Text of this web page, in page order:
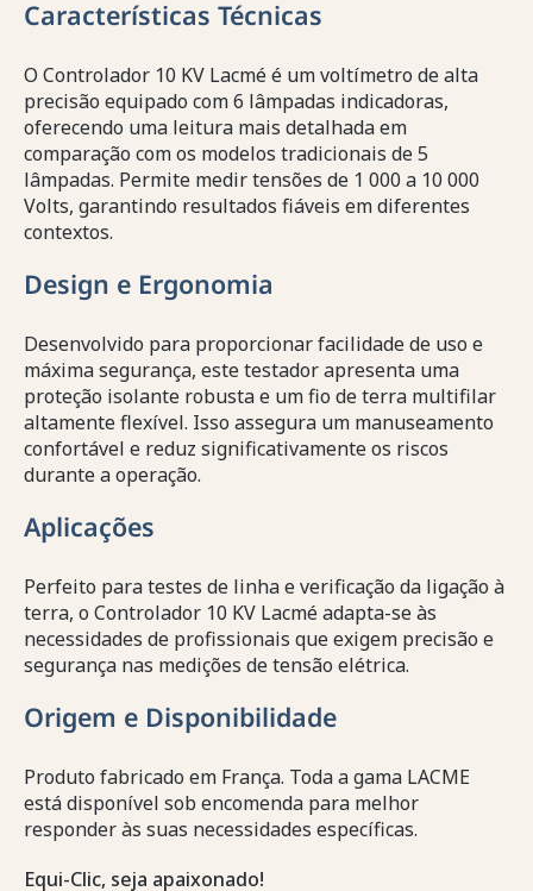
Características Técnicas
O Controlador 10 KV Lacmé é um voltímetro de alta
precisão equipado com 6 lâmpadas indicadoras,
oferecendo uma leitura mais detalhada em
comparação com os modelos tradicionais de 5
lâmpadas. Permite medir tensões de 1 000 a 10 000
Volts, garantindo resultados fiáveis em diferentes
contextos.
Design e Ergonomia
Desenvolvido para proporcionar facilidade de uso e
máxima segurança, este testador apresenta uma
proteção isolante robusta e um fio de terra multifilar
altamente flexível. Isso assegura um manuseamento
confortável e reduz significativamente os riscos
durante a operação.
Aplicações
Perfeito para testes de linha e verificação da ligação à
terra, o Controlador 10 KV Lacmé adapta-se às
necessidades de profissionais que exigem precisão e
segurança nas medições de tensão elétrica.
Origem e Disponibilidade
Produto fabricado em França. Toda a gama LACME
está disponível sob encomenda para melhor
responder às suas necessidades específicas.
Equi-Clic, seja apaixonado!